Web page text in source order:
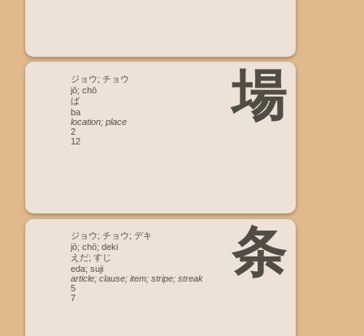
場
ジョウ; チョウ
jō; chō
ば
ba
location; place
2
12
条
ジョウ; チョウ; デキ
jō; chō; deki
えだ; すじ
eda; suji
article; clause; item; stripe; streak
5
7